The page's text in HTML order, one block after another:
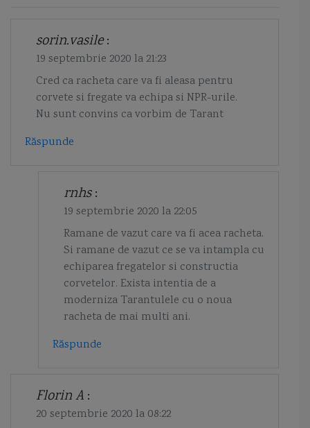
sorin.vasile :
19 septembrie 2020 la 21:23
Cred ca racheta care va fi aleasa pentru
corvete si fregate va echipa si NPR-urile.
Nu sunt convins ca vorbim de Tarant
Răspunde
rnhs :
19 septembrie 2020 la 22:05
Ramane de vazut care va fi acea racheta.
Si ramane de vazut ce se va intampla cu
echiparea fregatelor si constructia
corvetelor. Exista intentia de a
moderniza Tarantulele cu o noua
racheta de mai multi ani.
Răspunde
Florin A :
20 septembrie 2020 la 08:22